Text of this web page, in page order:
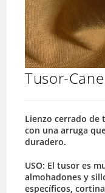
Tusor-
Lienzo cerrado de
con una arruga
duradero.
USO: El tusor es
almohadones y
específicos,